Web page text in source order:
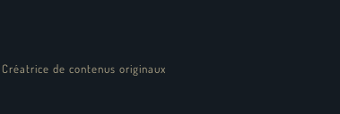
Créatrice de contenus originaux